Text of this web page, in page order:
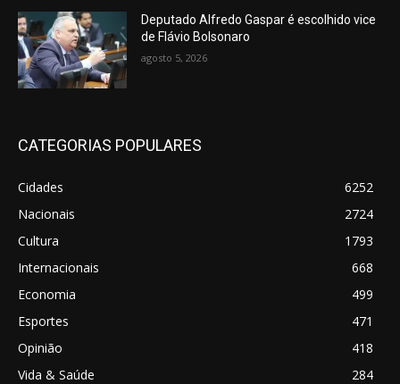
Deputado Alfredo Gaspar é escolhido vice
de Flávio Bolsonaro
agosto 5, 2026
CATEGORIAS POPULARES
Cidades
6252
Nacionais
2724
Cultura
1793
Internacionais
668
Economia
499
Esportes
471
Opinião
418
Vida & Saúde
284